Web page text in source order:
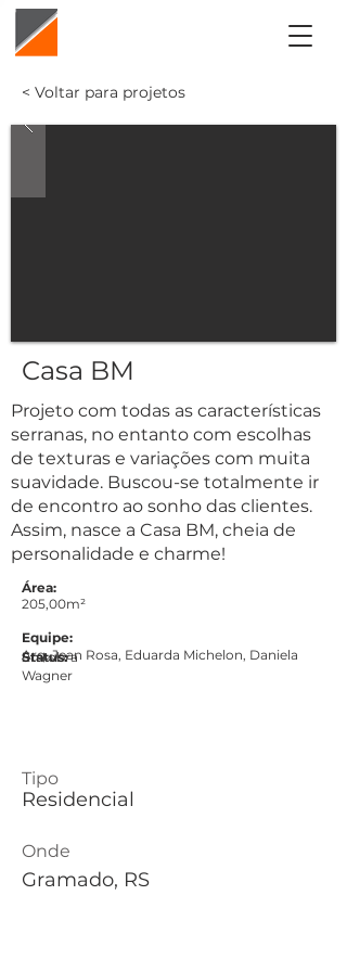
< Voltar para projetos
Casa BM
Projeto com todas as características
serranas, no entanto com escolhas
de texturas e variações com muita
suavidade. Buscou-se totalmente ir
de encontro ao sonho das clientes.
Assim, nasce a Casa BM, cheia de
personalidade e charme!
Área:
205,00m²
Equipe:
Arq. Jean Rosa, Eduarda Michelon, Daniela
Wagner
Status:
Em obra
Tipo
Residencial
Onde
Gramado, RS